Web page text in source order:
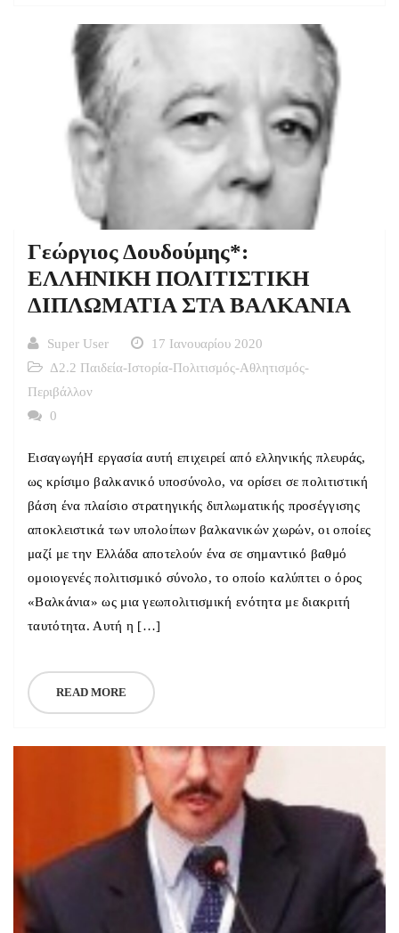
Γεώργιος Δουδούμης*:
ΕΛΛΗΝΙΚΗ ΠΟΛΙΤΙΣΤΙΚΗ
ΔΙΠΛΩΜΑΤΙΑ ΣΤΑ ΒΑΛΚΑΝΙΑ
Super User
17 Ιανουαρίου 2020
Δ2.2 Παιδεία-Ιστορία-Πολιτισμός-Αθλητισμός-
Περιβάλλον
0
ΕισαγωγήΗ εργασία αυτή επιχειρεί από ελληνικής πλευράς,
ως κρίσιμο βαλκανικό υποσύνολο, να ορίσει σε πολιτιστική
βάση ένα πλαίσιο στρατηγικής διπλωματικής προσέγγισης
αποκλειστικά των υπολοίπων βαλκανικών χωρών, οι οποίες
μαζί με την Ελλάδα αποτελούν ένα σε σημαντικό βαθμό
ομοιογενές πολιτισμικό σύνολο, το οποίο καλύπτει ο όρος
«Βαλκάνια» ως μια γεωπολιτισμική ενότητα με διακριτή
ταυτότητα. Αυτή η […]
READ MORE